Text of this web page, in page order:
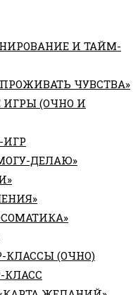
И ТАЙМ-
ЧУВСТВА»
(ОЧНО И
ИГР
ДЕЛАЮ»
КЛАССЫ (ОЧНО)
КЛАСС